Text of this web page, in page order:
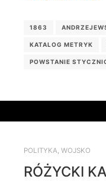
1863
KATALOG METRYK
POWSTANIE
POLITYKA WOJSKO
RÓŻYCKI